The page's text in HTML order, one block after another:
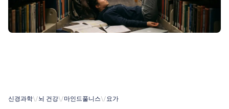
신경과학\/뇌 건강\/마인드풀니스\/요가